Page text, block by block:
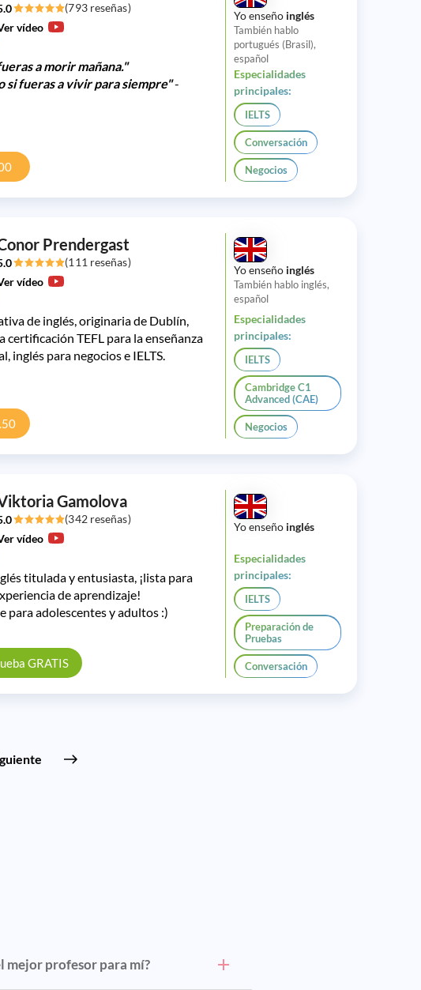
(793 reseñas)
vídeo
a morir mañana."
si fueras a vivir para siempre"-
Yo enseño inglés
También hablo
portugués (Brasil),
español
Especialidades
principales:
IELTS
Conversación
Negocios
Prendergast
(111 reseñas)
vídeo
de inglés, originaria de Dublín,
certificación TEFL para la enseñanza
inglés para negocios e IELTS.
Yo enseño inglés
También hablo inglés,
español
Especialidades
principales:
IELTS
Cambridge C1
Advanced (CAE)
Negocios
Gamolova
(342 reseñas)
vídeo
titulada y entusiasta, ¡lista para
de aprendizaje!
para adolescentes y adultos :)
GRATIS
Yo enseño inglés
Especialidades
principales:
IELTS
Preparación de
Pruebas
Conversación
mejor profesor para mí?